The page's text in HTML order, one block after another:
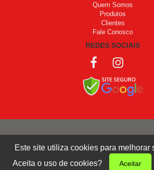
Quem Somos
Produtos
Clientes
Fale Conosco
REDES SOCIAIS
Giro Design
Este site utiliza cookies para melhorar
Aceita o uso de cookies?
Aceitar